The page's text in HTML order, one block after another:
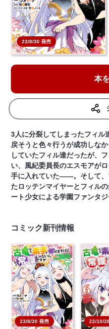
23/8/30 発売
本
3人に分裂してしまったフィル
戻そうと色々行うが成功しな
していたフィル達だったが、
い、風紀委員長のエスモアが
手に入れていた――。そして、
たロッテンマイヤーとフィル
ート少女による学園ファンタジ
コミック新刊情報
23/8/30 発売 22/10/